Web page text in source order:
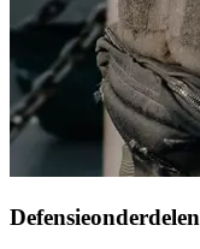
Defensieonderdelen